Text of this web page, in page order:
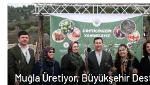
Muğla Üretiyor, Büyükşehir